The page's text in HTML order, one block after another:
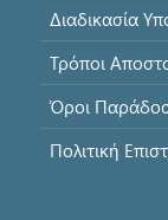
Διαδικασία
Τρόποι
Όροι
Πολιτική